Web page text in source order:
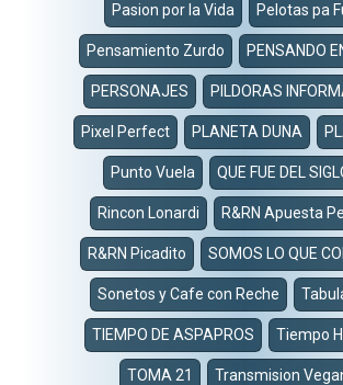
Pasion por la Vida Pelotas pa
Pensamiento Zurdo PENSANDO
PERSONAJES PILDORAS
Pixel Perfect PLANETA DUNA
Punto Vuela QUE FUE DEL
Rincon Lonardi R&RN Apuesta
R&RN Picadito SOMOS LO QUE
Sonetos y Cafe con Reche
TIEMPO DE ASPAPROS Tiempo
TOMA 21 Transmision